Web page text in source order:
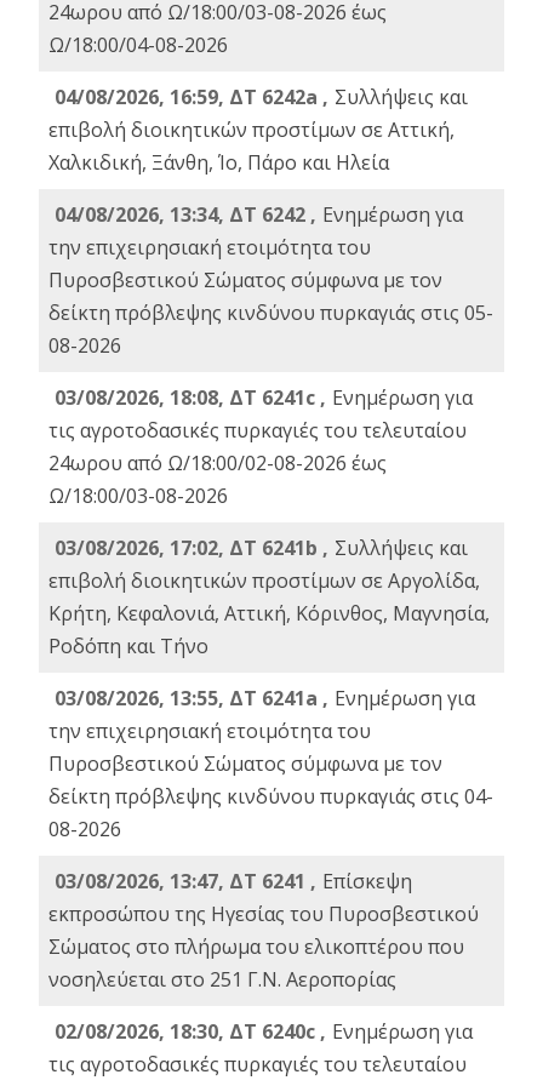
24ωρου από Ω/18:00/03-08-2026 έως
Ω/18:00/04-08-2026
04/08/2026, 16:59, ΔΤ 6242a , Συλλήψεις και
επιβολή διοικητικών προστίμων σε Αττική,
Χαλκιδική, Ξάνθη, Ίο, Πάρο και Ηλεία
04/08/2026, 13:34, ΔΤ 6242 , Ενημέρωση για
την επιχειρησιακή ετοιμότητα του
Πυροσβεστικού Σώματος σύμφωνα με τον
δείκτη πρόβλεψης κινδύνου πυρκαγιάς στις 05-
08-2026
03/08/2026, 18:08, ΔΤ 6241c , Ενημέρωση για
τις αγροτοδασικές πυρκαγιές του τελευταίου
24ωρου από Ω/18:00/02-08-2026 έως
Ω/18:00/03-08-2026
03/08/2026, 17:02, ΔΤ 6241b , Συλλήψεις και
επιβολή διοικητικών προστίμων σε Αργολίδα,
Κρήτη, Κεφαλονιά, Αττική, Κόρινθος, Μαγνησία,
Ροδόπη και Τήνο
03/08/2026, 13:55, ΔΤ 6241a , Ενημέρωση για
την επιχειρησιακή ετοιμότητα του
Πυροσβεστικού Σώματος σύμφωνα με τον
δείκτη πρόβλεψης κινδύνου πυρκαγιάς στις 04-
08-2026
03/08/2026, 13:47, ΔΤ 6241 , Επίσκεψη
εκπροσώπου της Ηγεσίας του Πυροσβεστικού
Σώματος στο πλήρωμα του ελικοπτέρου που
νοσηλεύεται στο 251 Γ.Ν. Αεροπορίας
02/08/2026, 18:30, ΔΤ 6240c , Ενημέρωση για
τις αγροτοδασικές πυρκαγιές του τελευταίου